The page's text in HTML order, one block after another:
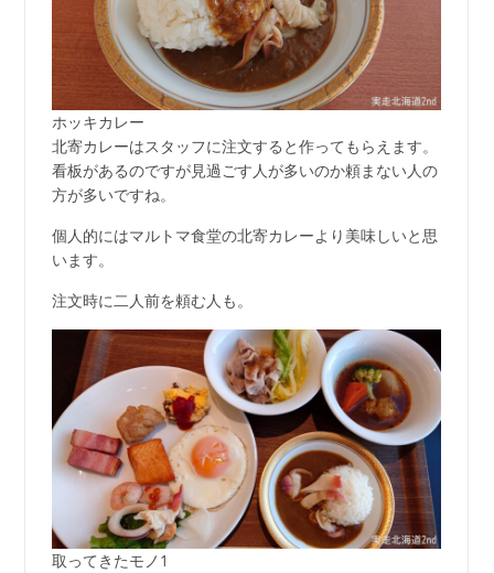
ホッキカレー
北寄カレーはスタッフに注文すると作ってもらえます。
看板があるのですが見過ごす人が多いのか頼まない人の
方が多いですね。
個人的にはマルトマ食堂の北寄カレーより美味しいと思
います。
注文時に二人前を頼む人も。
取ってきたモノ1